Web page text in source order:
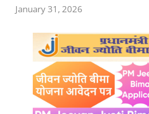
January 31, 2026